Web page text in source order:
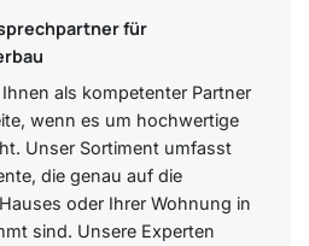
für
als kompetenter Partner
wenn es um hochwertige
Unser Sortiment umfasst
die genau auf die
oder Ihrer Wohnung in
sind. Unsere Experten